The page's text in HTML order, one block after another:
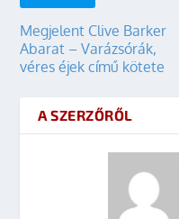
Megjelent Clive Barker
Abarat – Varázsórák,
véres éjek című kötete
A SZERZŐRŐL